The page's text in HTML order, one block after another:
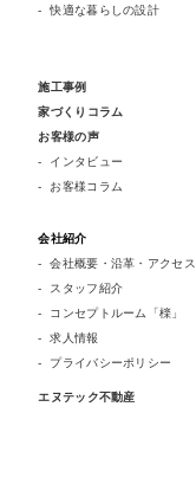
快適な暮らしの設計
施工事例
家づくりコラム
お客様の声
インタビュー
お客様コラム
会社紹介
会社概要・沿革・アクセス
スタッフ紹介
コンセプトルーム「檪」
求人情報
プライバシーポリシー
エヌテック不動産